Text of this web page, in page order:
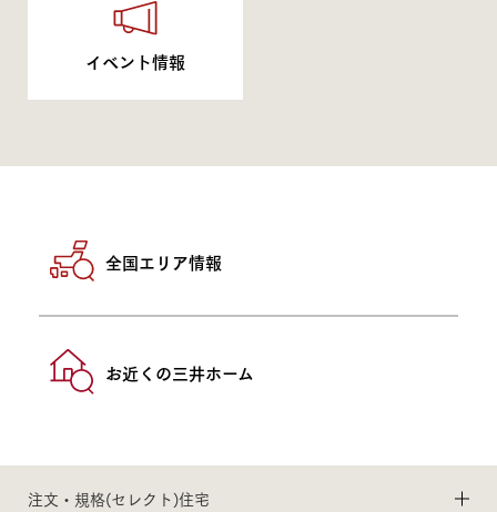
イベント情報
全国エリア情報
お近くの三井ホーム
注文・規格(セレクト)住宅